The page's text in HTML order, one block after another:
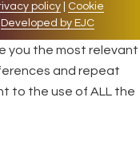
policy
Cookie
Developed by EJC
you the most relevant
and repeat
to the use of ALL the